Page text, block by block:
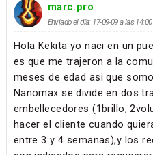
marc.pro
Enviado el día: 17-09-09 a las
Hola Kekita yo naci en un
es que me trajeron a la
meses de edad asi que
Nanomax se divide en dos
embellecedores (1brillo,
hacer el cliente cuando
entre 3 y 4 semanas),y los